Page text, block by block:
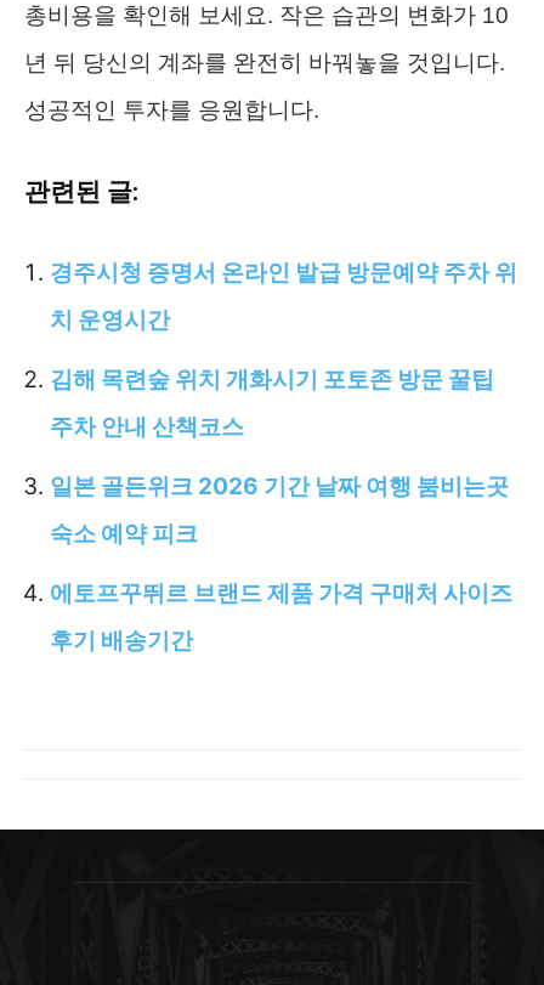
총비용을 확인해 보세요. 작은 습관의 변화가 10
년 뒤 당신의 계좌를 완전히 바꿔놓을 것입니다.
성공적인 투자를 응원합니다.
관련된 글:
경주시청 증명서 온라인 발급 방문예약 주차 위
치 운영시간
김해 목련숲 위치 개화시기 포토존 방문 꿀팁
주차 안내 산책코스
일본 골든위크 2026 기간 날짜 여행 붐비는곳
숙소 예약 피크
에토프꾸뛰르 브랜드 제품 가격 구매처 사이즈
후기 배송기간